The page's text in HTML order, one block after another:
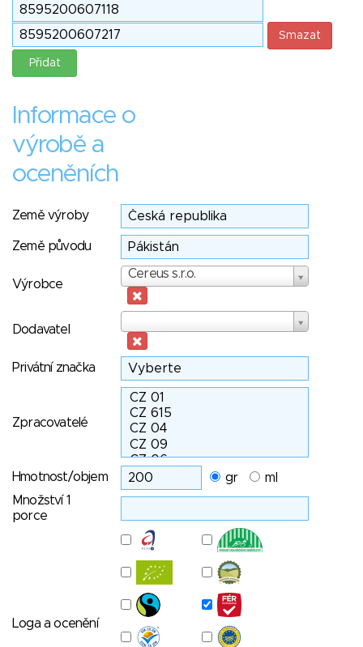
Informace o
výrobě a
oceněních
Země výroby
Země původu
Výrobce
Cereus s.r.o.
Výrobce
Dodavatel
Privátní značka
Zpracovatelé
Hmotnost/objem gr
ml
Množství 1
porce
Loga a ocenění